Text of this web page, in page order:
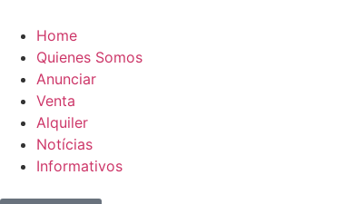
Home
Quienes Somos
Anunciar
Venta
Alquiler
Notícias
Informativos